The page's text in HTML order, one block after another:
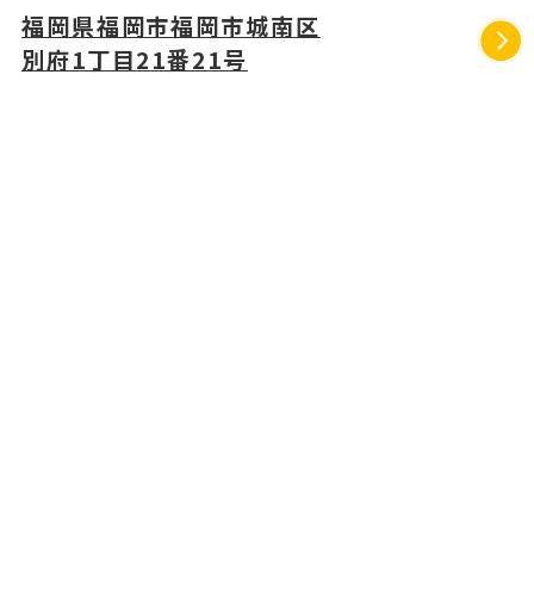
福岡県福岡市福岡市城南区
別府1丁目21番21号